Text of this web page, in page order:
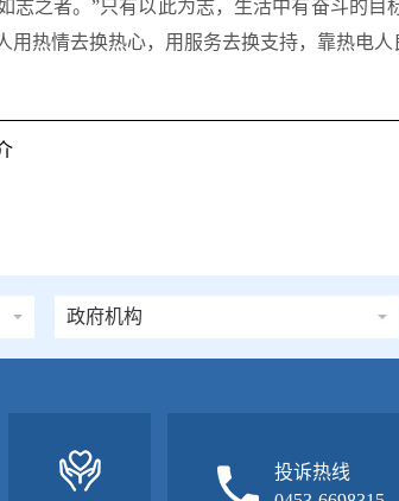
之者。”只有以此为志，生活中有奋斗的目
热情去换热心，用服务去换支持，靠热电
政府机构
牡丹江市人民政府
投诉热线